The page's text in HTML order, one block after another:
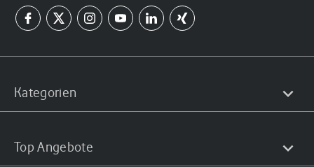
Kategorien
Top Angebote